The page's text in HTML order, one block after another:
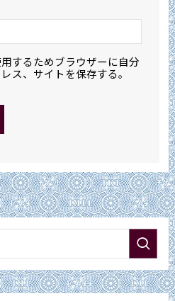
するためブラウザーに自分
ス、サイトを保存する。